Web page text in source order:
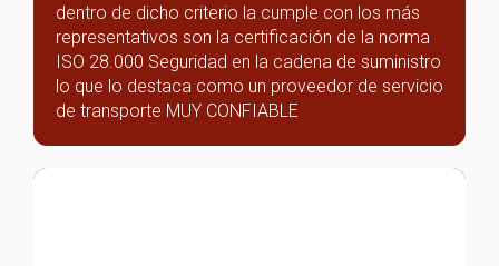
dentro de dicho criterio la cumple con los más
representativos son la certificación de la norma
ISO 28.000 Seguridad en la cadena de suministro
lo que lo destaca como un proveedor de servicio
de transporte MUY CONFIABLE